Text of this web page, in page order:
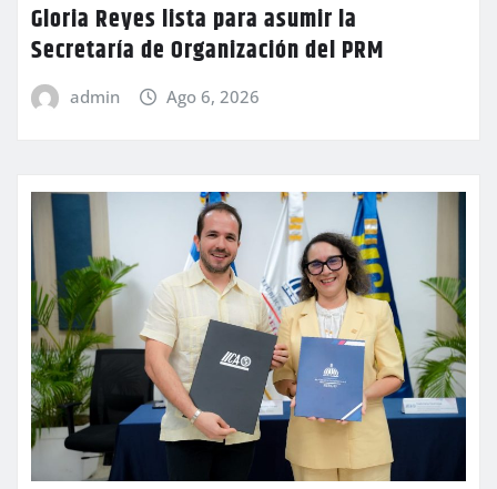
Gloria Reyes lista para asumir la
Secretaría de Organización del PRM
admin Ago 6, 2026